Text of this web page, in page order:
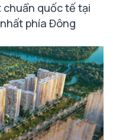
quốc tế tại
phía Đông